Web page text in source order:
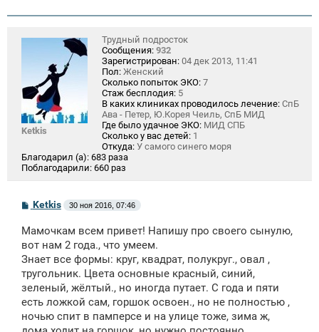
Ketkis
Трудный подросток
Сообщения: 932
Зарегистрирован: 04 дек 2013, 11:41
Пол: Женский
Сколько попыток ЭКО: 7
Стаж бесплодия: 5
В каких клиниках проводилось лечение: СпБ
Ава - Петер, Ю.Корея Чеиль, СпБ МИД
Где было удачное ЭКО: МИД СПБ
Сколько у вас детей: 1
Откуда: У самого синего моря
Благодарил (а): 683 раза
Поблагодарили: 660 раз
С
о
б
щ
н
и
е
Ketkis 30 ноя 2016, 07:46
Мамочкам всем привет! Напишу про своего сынулю,
вот нам 2 года., что умеем.
Знает все формы: круг, квадрат, полукруг., овал ,
тругольник. Цвета основные красный, синий,
зеленый, жёлтый., но иногда путает. С года и пяти
есть ложкой сам, горшок освоен., но не полностью ,
ночью спит в памперсе и на улице тоже, зима ж,